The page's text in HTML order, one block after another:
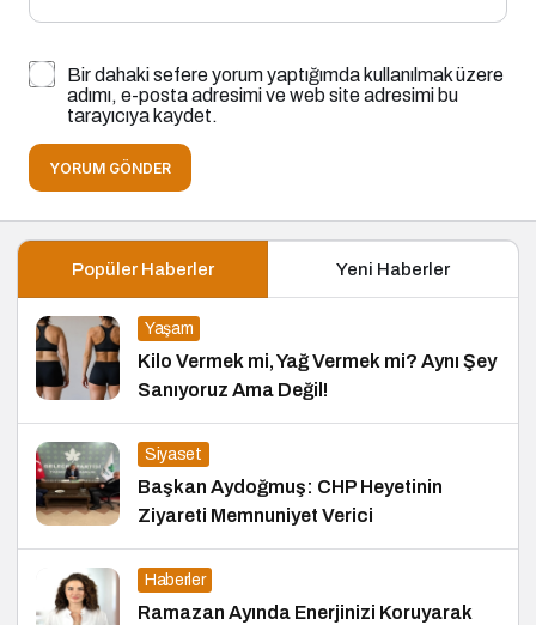
Bir dahaki sefere yorum yaptığımda kullanılmak üzere
adımı, e-posta adresimi ve web site adresimi bu
tarayıcıya kaydet.
YORUM GÖNDER
Popüler Haberler Yeni Haberler
Yaşam
Kilo Vermek mi, Yağ Vermek mi? Aynı Şey
Sanıyoruz Ama Değil!
Siyaset
Başkan Aydoğmuş: CHP Heyetinin
Ziyareti Memnuniyet Verici
Haberler
Ramazan Ayında Enerjinizi Koruyarak